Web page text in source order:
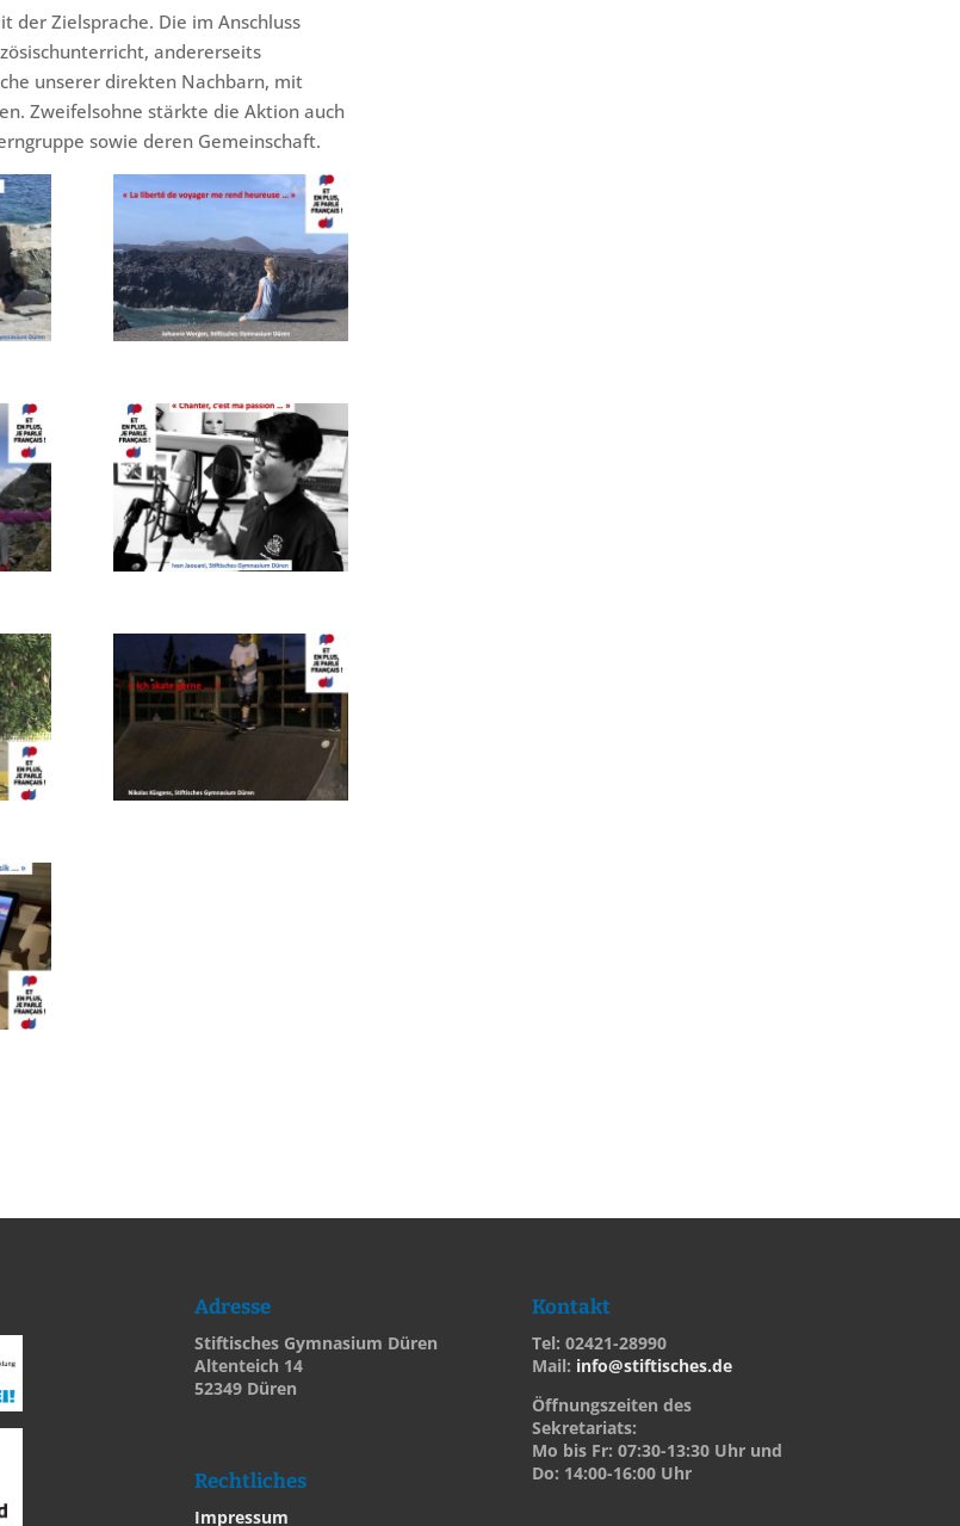
Zielsprache. Die im Anschluss
andererseits
unserer direkten Nachbarn, mit
Zweifelsohne stärkte die Aktion auch
sowie deren Gemeinschaft.
Adresse
Stiftisches Gymnasium Düren
Altenteich 14
52349 Düren
Rechtliches
Impressum
Kontakt
Tel: 02421-28990
Mail: info@stiftisches.de
Öffnungszeiten des
Sekretariats:
Mo bis Fr: 07:30-13:30 Uhr und
Do: 14:00-16:00 Uhr